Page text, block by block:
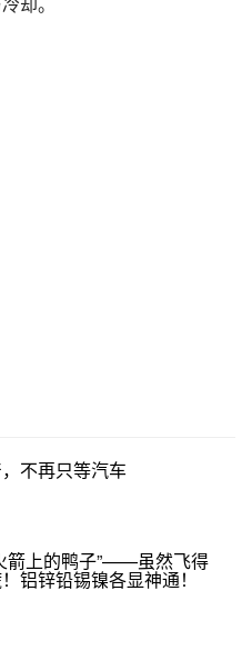
不再只等汽车
箭上的鸭子”——虽然飞得
铝锌铅锡镍各显神通！